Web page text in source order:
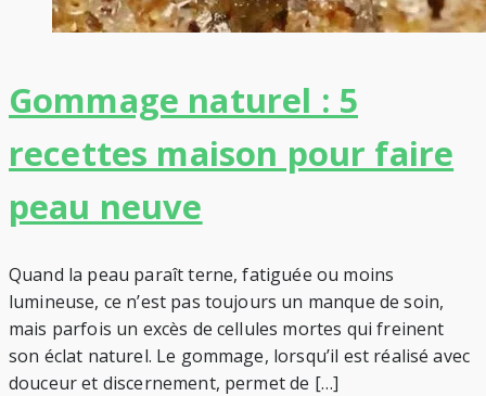
Gommage naturel : 5
recettes maison pour faire
peau neuve
Quand la peau paraît terne, fatiguée ou moins
lumineuse, ce n’est pas toujours un manque de soin,
mais parfois un excès de cellules mortes qui freinent
son éclat naturel. Le gommage, lorsqu’il est réalisé avec
douceur et discernement, permet de […]